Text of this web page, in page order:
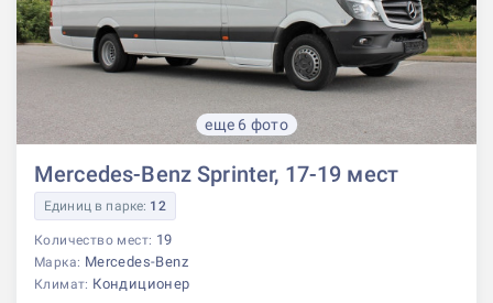
еще 6 фото
Mercedes-Benz Sprinter, 17-19 мест
Единиц в парке: 12
Количество мест: 19
Марка: Mercedes-Benz
Климат: Кондиционер